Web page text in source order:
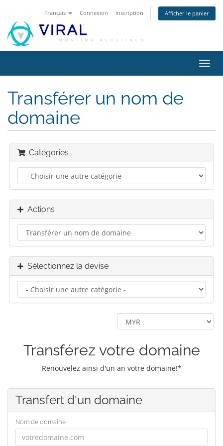
Français Connexion Inscription Afficher le panier
la
Transférer un nom de
domaine
Catégories
Actions
Sélectionnez la devise
Transférez votre domaine
Renouvelez ainsi d'un an votre domaine!*
Transfert d'un domaine
Nom de domaine